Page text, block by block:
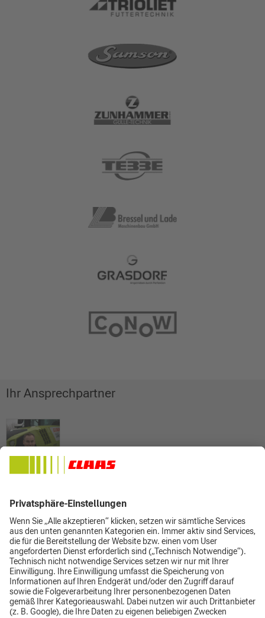
Ihr Ansprechpartner
0 36 451 / 73 75 17
0151 / 18 05 04 96
0 36 451 / 73 75 20
andreas.pilz@claas.com